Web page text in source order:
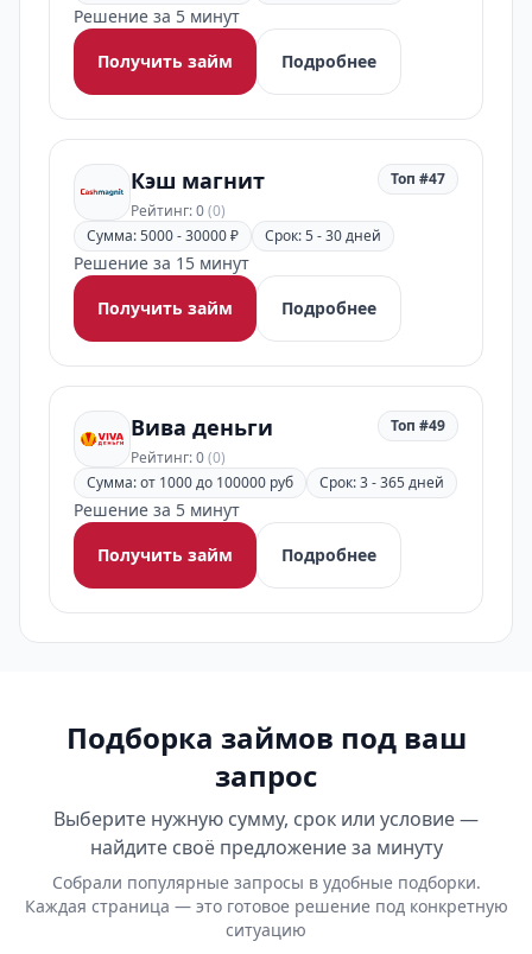
Решение за 5 минут
Получить займ
Подробнее
Кэш магнит
Рейтинг: 0(0)
Топ #47
Сумма: 5000 - 30000 ₽ Срок: 5 - 30 дней
Решение за 15 минут
Получить займ
Подробнее
Вива деньги
Рейтинг: 0(0)
Топ #49
Сумма: от 1000 до 100000 руб Срок: 3 - 365 дней
Решение за 5 минут
Получить займ
Подробнее
Подборка займов под ваш
запрос
Выберите нужную сумму, срок или условие —
найдите своё предложение за минуту
Собрали популярные запросы в удобные подборки.
Каждая страница — это готовое решение под конкретную
ситуацию